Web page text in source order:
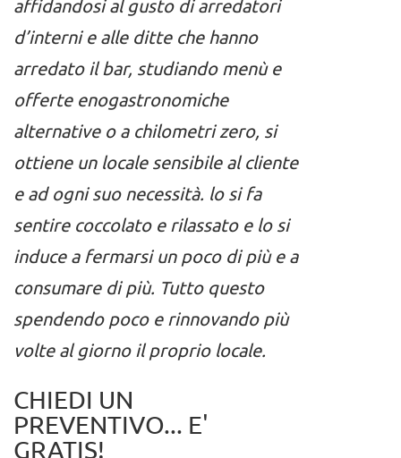
affidandosi al gusto di arredatori
d’interni e alle ditte che hanno
arredato il bar, studiando menù e
offerte enogastronomiche
alternative o a chilometri zero, si
ottiene un locale sensibile al cliente
e ad ogni suo necessità. lo si fa
sentire coccolato e rilassato e lo si
induce a fermarsi un poco di più e a
consumare di più. Tutto questo
spendendo poco e rinnovando più
volte al giorno il proprio locale.
CHIEDI UN
PREVENTIVO... E'
GRATIS!